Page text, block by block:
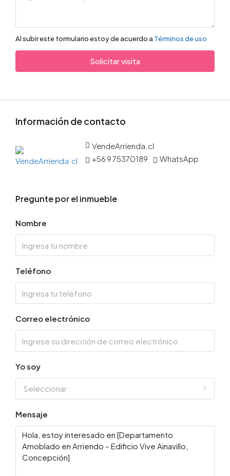
Al subir este formulario estoy de acuerdo a Términos de uso
Solicitar visita
Información de contacto
VendeArrienda.cl
+56 9 75370189
WhatsApp
Pregunte por el inmueble
Nombre
Teléfono
Correo electrónico
Yo soy
Seleccionar
Mensaje